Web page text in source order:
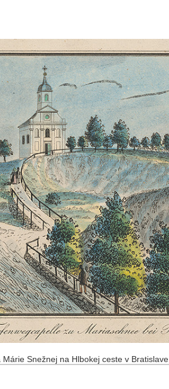
Snežnej na Hlbokej ceste v